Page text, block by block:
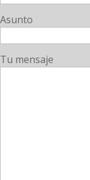
Asunto
Tu mensaje